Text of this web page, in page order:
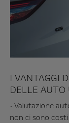
I VANTAGGI
DELLE AUTO
• Valutazione
non ci sono